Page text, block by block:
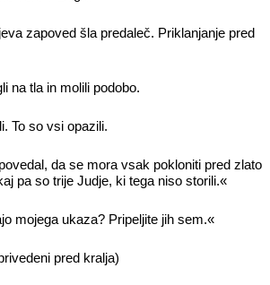
zapoved šla predaleč. Priklanjanje pred
na tla in molili podobo.
To so vsi opazili.
da se mora vsak pokloniti pred zlato
pa so trije Judje, ki tega niso storili.«
mojega ukaza? Pripeljite jih sem.«
pred kralja)